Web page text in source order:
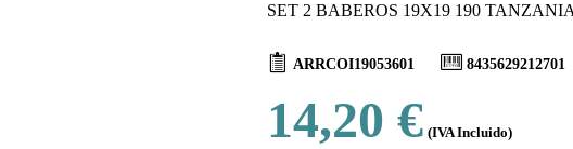
SET 2 BABEROS 19X19 190
ARRCOI19053601 8435629212701
14,20 € (IVA Incluido)